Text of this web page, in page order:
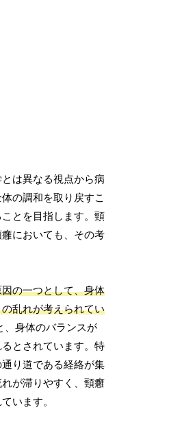
は異なる視点から病
の調和を取り戻すこ
とを目指します。頸
においても、その考
の一つとして、身体
乱れが考えられてい
、身体のバランスが
とされています。特
り道である経絡が集
が滞りやすく、頸癰
います。